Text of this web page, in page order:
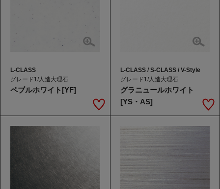
L-CLASS
グレード1/人造大理石
ペブルホワイト[YF]
L-CLASS / S-CLASS / V-Style
グレード1/人造大理石
グラニュールホワイト
[YS・AS]